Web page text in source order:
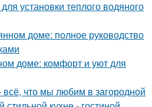
установки теплого водяного
доме: полное руководство
доме: комфорт и уют для
всё, что мы любим в загородной